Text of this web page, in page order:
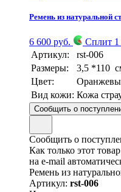
Ремень из натуральной
6 600 руб.
Сплит 1
Артикул:
rst-006
Размеры:
3,5 *110
Цвет:
Вид кожи: Кожа
Сообщить о
Сообщить о
Как только этот
на e-mail
Ремень из
Артикул: rst-006